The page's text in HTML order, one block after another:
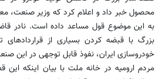
محصول خبر داد و اعلام کرد که وزیر صنعت،
به‌ این موضوع قول مساعد داده است. نادر
بزرگ با قبضه کردن بسیاری از
خودروسازی ایران، نفوذ قابل توجهی در این
مردم ارومیه در خانه ملت با بیان اینکه